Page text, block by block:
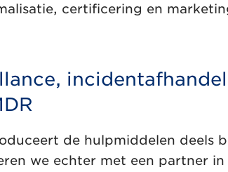
certificering en
de hulpmiddelen deels
we echter met een partner